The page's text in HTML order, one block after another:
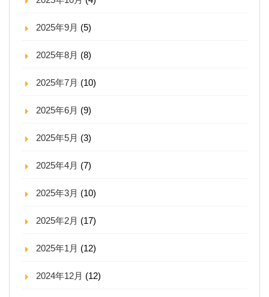
2025年9月 (5)
2025年8月 (8)
2025年7月 (10)
2025年6月 (9)
2025年5月 (3)
2025年4月 (7)
2025年3月 (10)
2025年2月 (17)
2025年1月 (12)
2024年12月 (12)